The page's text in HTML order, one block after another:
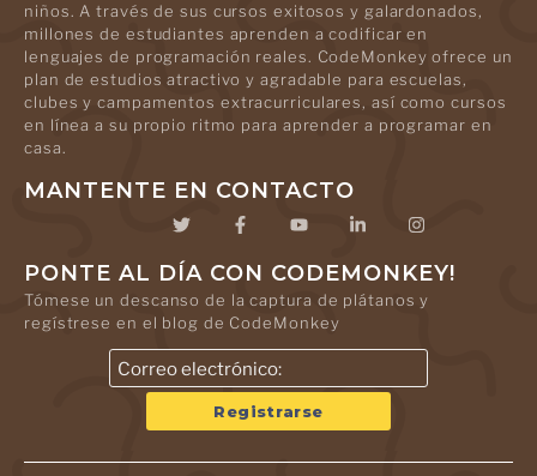
niños. A través de sus cursos exitosos y galardonados,
millones de estudiantes aprenden a codificar en
lenguajes de programación reales. CodeMonkey ofrece un
plan de estudios atractivo y agradable para escuelas,
clubes y campamentos extracurriculares, así como cursos
en línea a su propio ritmo para aprender a programar en
casa.
MANTENTE EN CONTACTO
PONTE AL DÍA CON CODEMONKEY!
Tómese un descanso de la captura de plátanos y
regístrese en el blog de CodeMonkey